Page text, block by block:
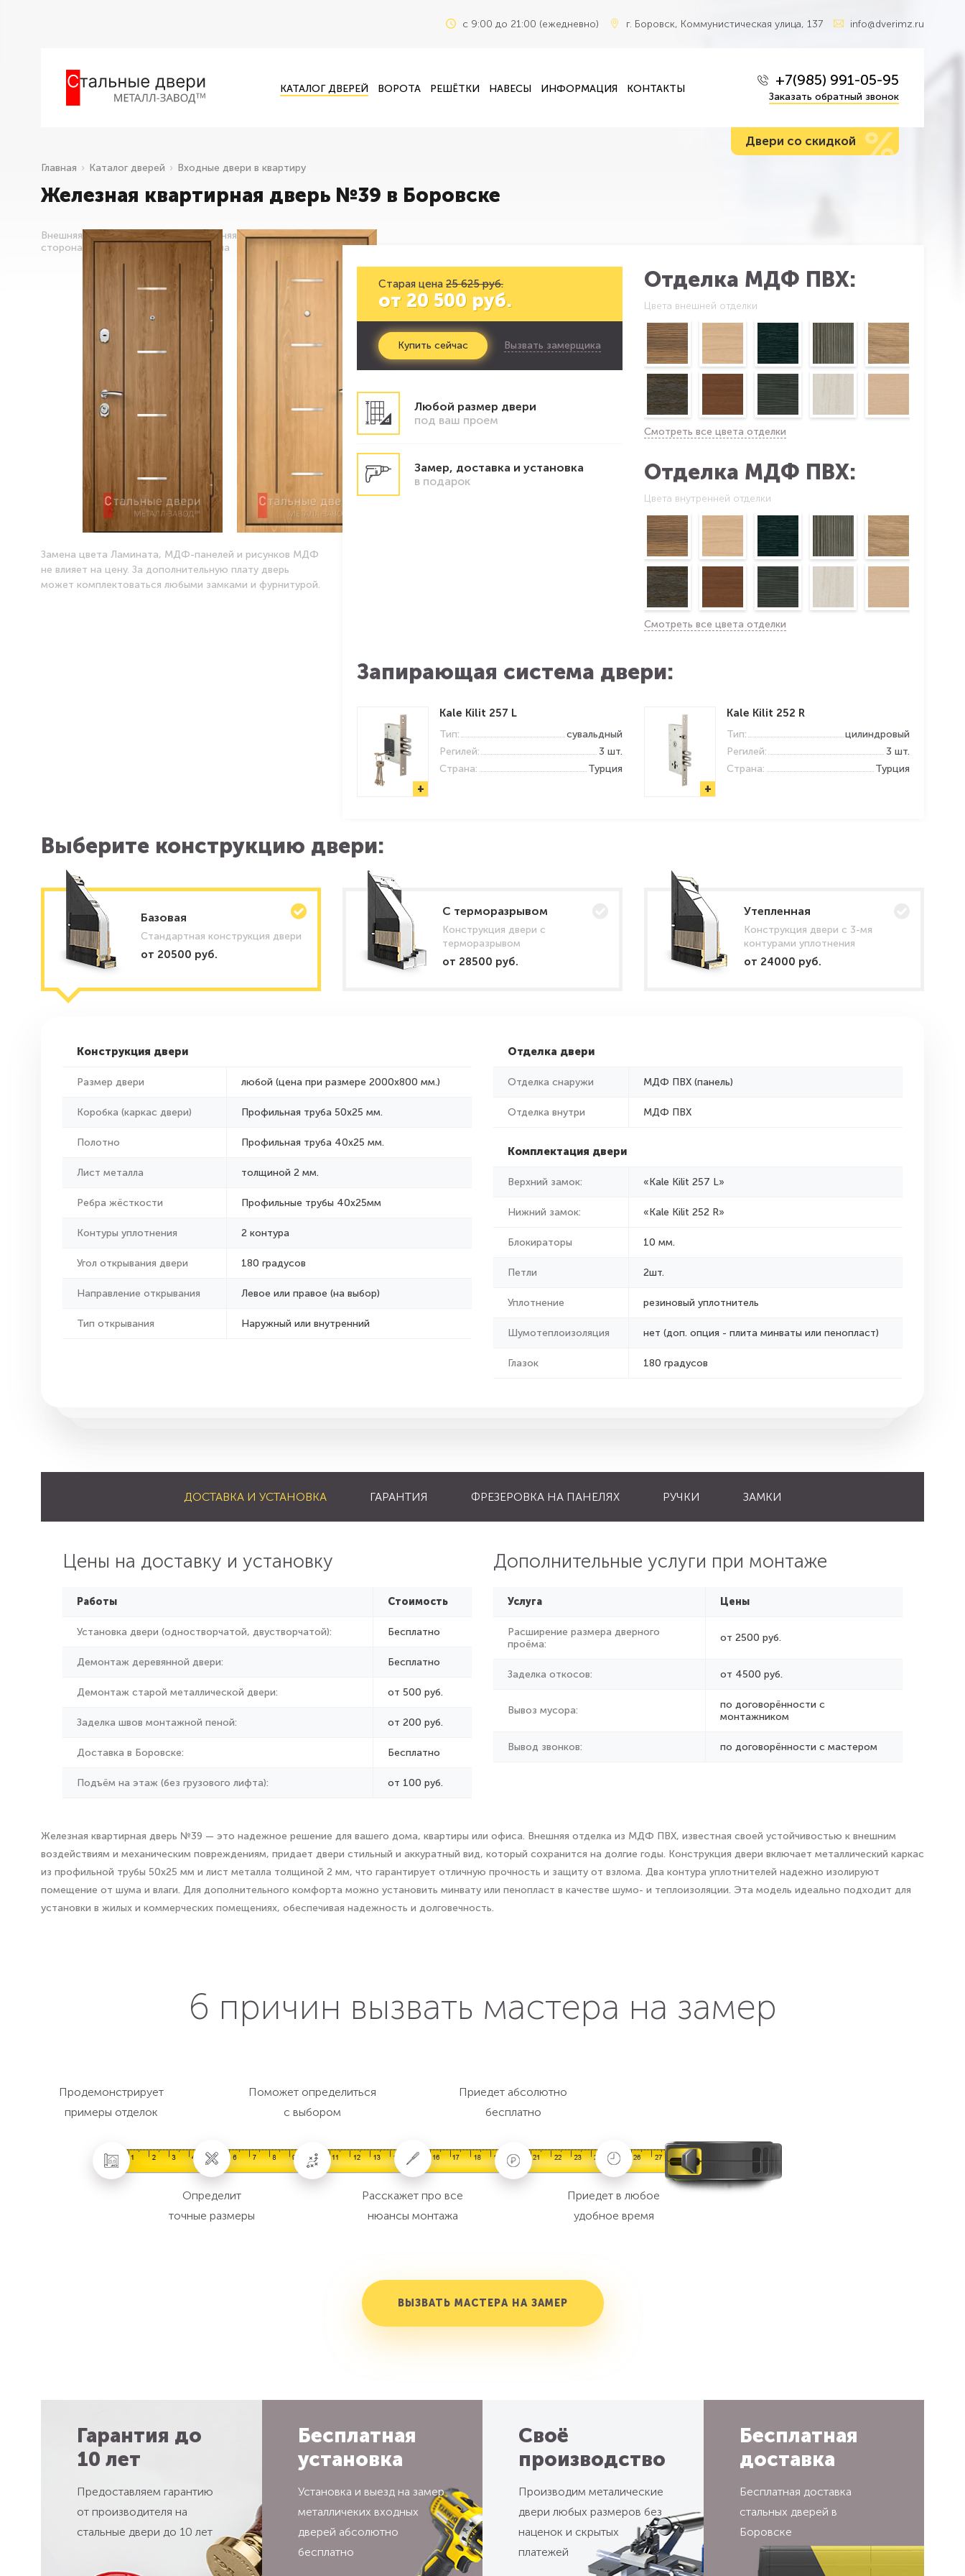
c 9:00 до 21:00 (ежедневно) г. Боровск, Коммунистическая улица, 137 info@dverimz.ru
КАТАЛОГ ДВЕРЕЙ ВОРОТА РЕШЁТКИ НАВЕСЫ ИНФОРМАЦИЯ КОНТАКТЫ +7(985) 991-05-95
Заказать обратный звонок
Двери со скидкой %
Железная квартирная дверь №39 в Боровске
Главная Каталог дверей Входные двери в квартиру
Внешняя
сторона
Внутренняя
сторона
Замена цвета Ламината, МДФ-панелей и рисунков МДФ
не влияет на цену. За дополнительную плату дверь
может комплектоваться любыми замками и фурнитурой.
Старая цена 25 625 руб.
от 20 500 руб.
Купить сейчас Вызвать замерщика
Любой размер двери
под ваш проем
Замер, доставка и установка
в подарок
Отделка МДФ ПВХ:
Цвета внешней отделки
Смотреть все цвета отделки
Отделка МДФ ПВХ:
Цвета внутренней отделки
Смотреть все цвета отделки
Запирающая система двери:
+
Kale Kilit 257 L
Тип:
сувальдный
Регилей:
3 шт.
Страна:
Турция
+
Kale Kilit 252 R
Тип:
цилиндровый
Регилей:
3 шт.
Страна:
Турция
Выберите конструкцию двери:
Базовая
Стандартная конструкция двери
от 20500 руб.
C терморазрывом
Конструкция двери с
терморазрывом
от 28500 руб.
Утепленная
Конструкция двери с 3-мя
контурами уплотнения
от 24000 руб.
Конструкция двери
Размер двери любой (цена при размере 2000x800 мм.)
Коробка (каркас двери) Профильная труба 50х25 мм.
Полотно Профильная труба 40х25 мм.
Лист металла толщиной 2 мм.
Ребра жёсткости Профильные трубы 40х25мм
Контуры уплотнения 2 контура
Угол открывания двери 180 градусов
Направление открывания Левое или правое (на выбор)
Тип открывания Наружный или внутренний
Отделка двери
Отделка снаружи МДФ ПВХ (панель)
Отделка внутри МДФ ПВХ
Комплектация двери
Верхний замок: «Kale Kilit 257 L»
Нижний замок: «Kale Kilit 252 R»
Блокираторы 10 мм.
Петли 2шт.
Уплотнение резиновый уплотнитель
Шумотеплоизоляция нет (доп. опция - плита минваты или пенопласт)
Глазок 180 градусов
ДОСТАВКА И УСТАНОВКА ГАРАНТИЯ ФРЕЗЕРОВКА НА ПАНЕЛЯХ РУЧКИ ЗАМКИ
Цены на доставку и установку
Работы Стоимость
Установка двери (одностворчатой, двустворчатой): Бесплатно
Демонтаж деревянной двери: Бесплатно
Демонтаж старой металлической двери: от 500 руб.
Заделка швов монтажной пеной: от 200 руб.
Доставка в Боровске: Бесплатно
Подъём на этаж (без грузового лифта): от 100 руб.
Дополнительные услуги при монтаже
Услуга Цены
Расширение размера дверного
проёма:
от 2500 руб.
Заделка откосов: от 4500 руб.
Вывоз мусора:
по договорённости с
монтажником
Вывод звонков: по договорённости с мастером
Железная квартирная дверь №39 — это надежное решение для вашего дома, квартиры или офиса. Внешняя отделка из МДФ ПВХ, известная своей устойчивостью к внешним
воздействиям и механическим повреждениям, придает двери стильный и аккуратный вид, который сохранится на долгие годы. Конструкция двери включает металлический каркас
из профильной трубы 50х25 мм и лист металла толщиной 2 мм, что гарантирует отличную прочность и защиту от взлома. Два контура уплотнителей надежно изолируют
помещение от шума и влаги. Для дополнительного комфорта можно установить минвату или пенопласт в качестве шумо- и теплоизоляции. Эта модель идеально подходит для
установки в жилых и коммерческих помещениях, обеспечивая надежность и долговечность.
6 причин вызвать мастера на замер
Продемонстрирует
примеры отделок
Определит
точные размеры
Поможет определиться
с выбором
Расскажет про все
нюансы монтажа
Приедет абсолютно
бесплатно
Приедет в любое
удобное время
ВЫЗВАТЬ МАСТЕРА НА ЗАМЕР
Гарантия до
10 лет
Предоставляем гарантию
от производителя на
стальные двери до 10 лет
Бесплатная
установка
Установка и выезд на замер
металличеких входных
дверей абсолютно
бесплатно
Своё
производство
Производим металические
двери любых размеров без
наценок и скрытых
платежей
Бесплатная
доставка
Бесплатная доставка
стальных дверей в
Боровске